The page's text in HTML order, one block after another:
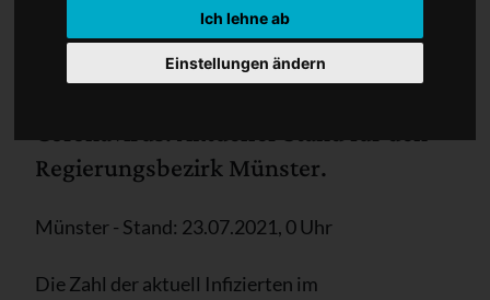
Ich lehne ab
Einstellungen ändern
Regierungsbezirk Münster.
Münster - Stand: 23.07.2021, 0 Uhr
Die Zahl der aktuell Infizierten im